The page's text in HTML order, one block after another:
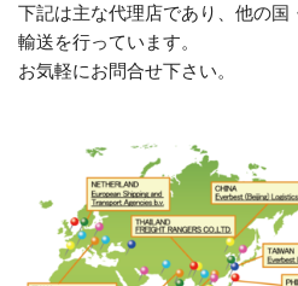
下記は主な代理店であり、他の国
輸送を行っています。
お気軽にお問合せ下さい。